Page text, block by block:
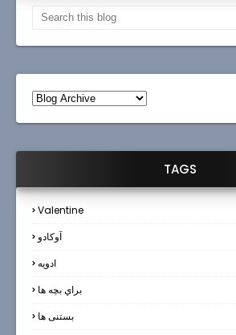
TAGS
Valentine
آوکادو
ادويه
براي بچه ها
بستنی ها